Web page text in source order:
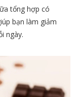
tổng hợp có
bạn làm giảm
ngày.